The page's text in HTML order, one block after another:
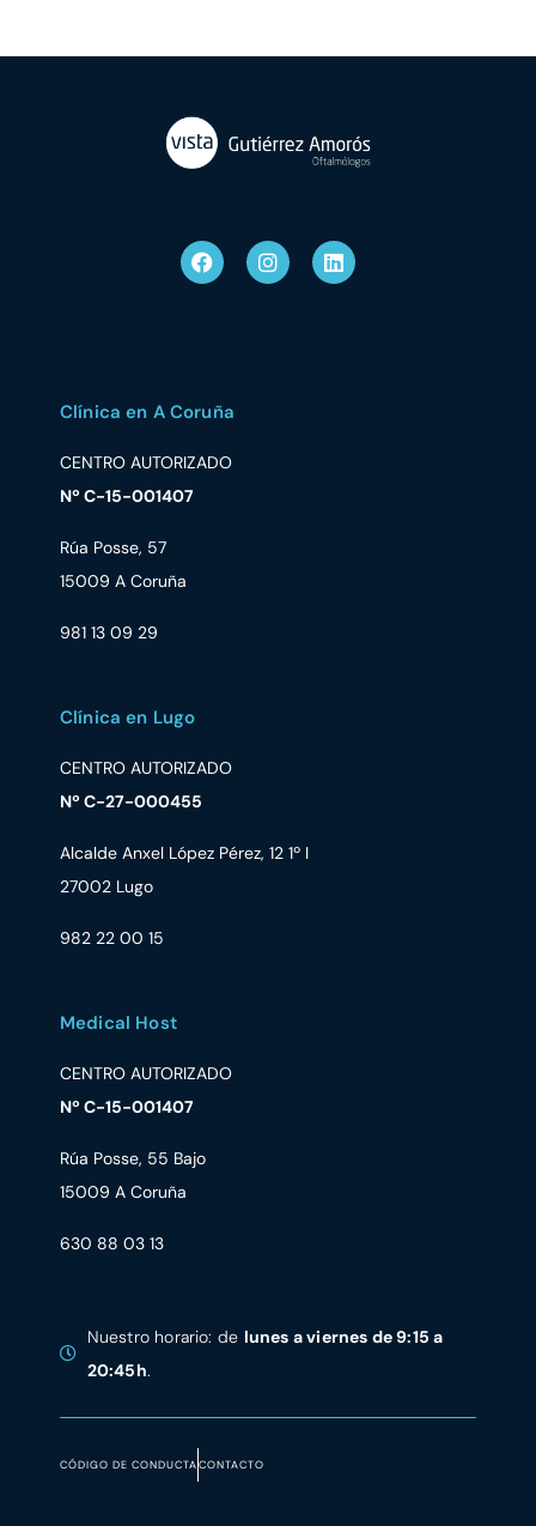
Clínica en A Coruña
CENTRO AUTORIZADO
Nº C-15-001407
Rúa Posse, 57
15009 A Coruña
981 13 09 29
Clínica en Lugo
CENTRO AUTORIZADO
Nº C-27-000455
Alcalde Anxel López Pérez, 12 1º I
27002 Lugo
982 22 00 15
Medical Host
CENTRO AUTORIZADO
Nº C-15-001407
Rúa Posse, 55 Bajo
15009 A Coruña
630 88 03 13
Nuestro horario: de lunes a viernes de 9:15 a
20:45h.
CÓDIGO DE CONDUCTACONTACTO